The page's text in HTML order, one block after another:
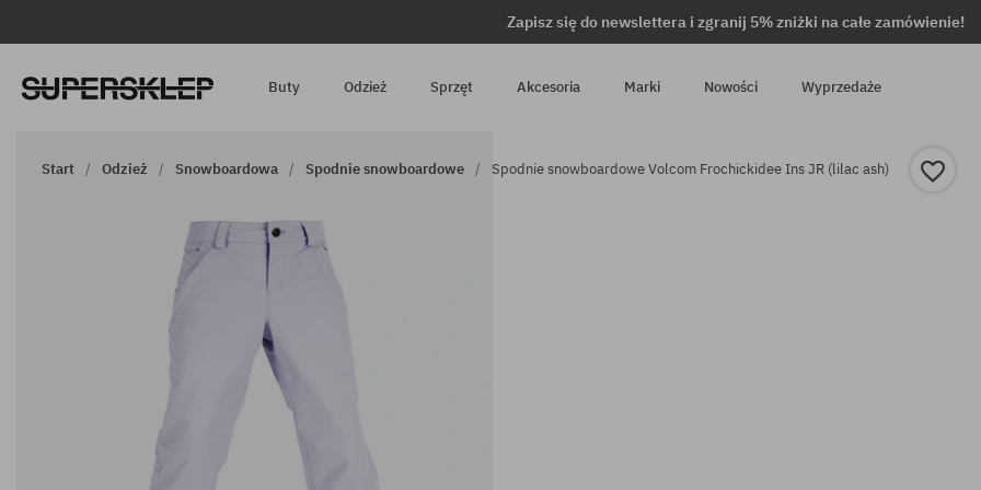
Zapisz się do newslettera i zgranij 5% zniżki na całe zamówienie!
Buty Odzież Sprzęt Akcesoria Marki Nowości Wyprzedaże
Start Odzież Snowboardowa Spodnie snowboardowe Spodnie snowboardowe Volcom Frochickidee Ins JR (lilac ash)